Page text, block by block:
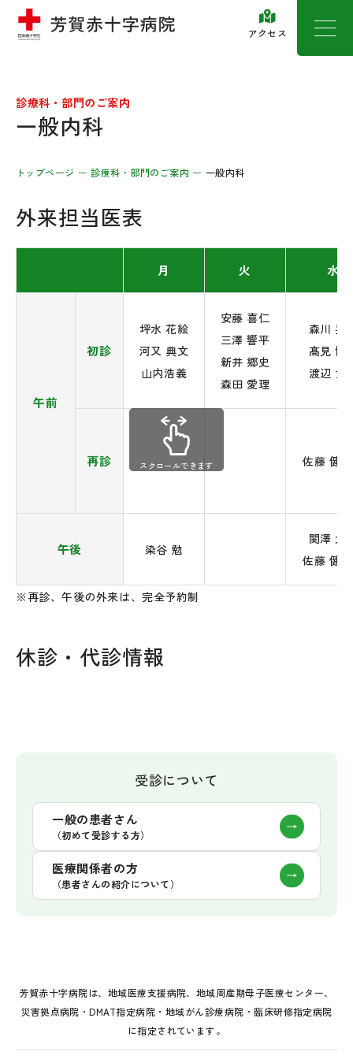
アクセス
診療科・部門のご案内
一般内科
トップページ 診療科・部門のご案内 一般内科
外来担当医表
月 火 水
午前
初診
坪水 花絵
河又 典文
山内浩義
安藤 喜仁
三澤 響平
新井 郷史
森田 愛理
森川 晃
髙見 博
渡辺 貴
再診 佐藤 健
午後 染谷 勉
関澤 大
佐藤 健
※再診、午後の外来は、完全予約制
スクロールできます
休診・代診情報
受診について
一般の患者さん
（初めて受診する方）
医療関係者の方
（患者さんの紹介について）
芳賀赤十字病院は、地域医療支援病院、地域周産期母子医療センター、
災害拠点病院・DMAT指定病院・地域がん診療病院・臨床研修指定病院
に指定されています。